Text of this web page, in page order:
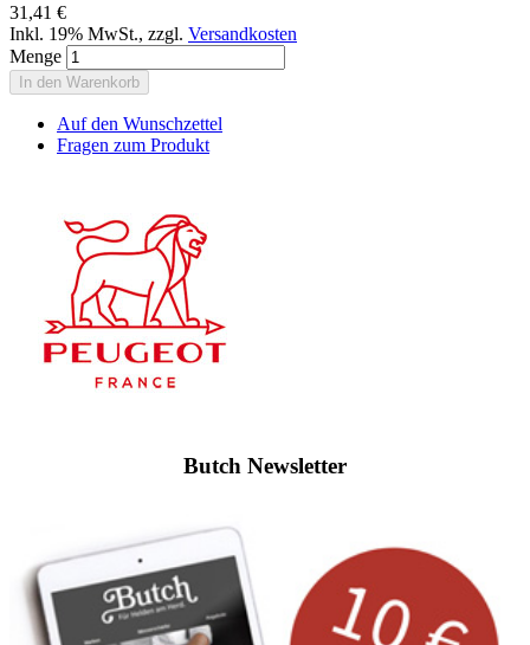
31,41 €
Inkl. 19% MwSt., zzgl. Versandkosten
Menge
In den Warenkorb
Auf den Wunschzettel
Fragen zum Produkt
Butch Newsletter